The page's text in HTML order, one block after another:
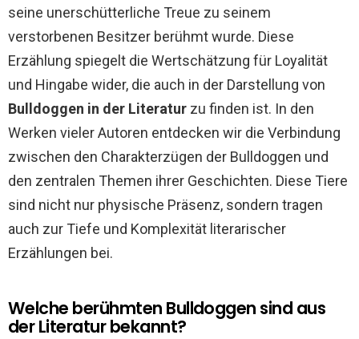
seine unerschütterliche Treue zu seinem
verstorbenen Besitzer berühmt wurde. Diese
Erzählung spiegelt die Wertschätzung für Loyalität
und Hingabe wider, die auch in der Darstellung von
Bulldoggen in der Literatur zu finden ist. In den
Werken vieler Autoren entdecken wir die Verbindung
zwischen den Charakterzügen der Bulldoggen und
den zentralen Themen ihrer Geschichten. Diese Tiere
sind nicht nur physische Präsenz, sondern tragen
auch zur Tiefe und Komplexität literarischer
Erzählungen bei.
Welche berühmten Bulldoggen sind aus
der Literatur bekannt?